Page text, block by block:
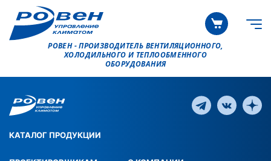
РОВЕН - ПРОИЗВОДИТЕЛЬ ВЕНТИЛЯЦИОННОГО,
ХОЛОДИЛЬНОГО И ТЕПЛООБМЕННОГО
ОБОРУДОВАНИЯ
КАТАЛОГ ПРОДУКЦИИ